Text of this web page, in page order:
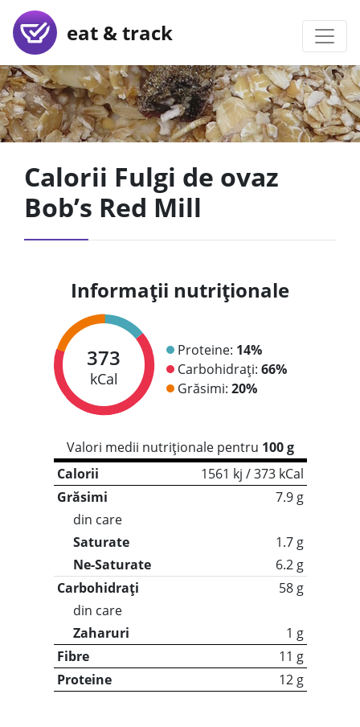
eat & track
Calorii Fulgi de ovaz
Bob’s Red Mill
Informații nutriționale
373
kCal
Proteine: 14%
Carbohidrați: 66%
Grăsimi: 20%
Valori medii nutriționale pentru 100 g
Calorii
1561 kj / 373 kCal
Grăsimi
7.9 g
din care
Saturate
1.7 g
Ne-Saturate
6.2 g
Carbohidrați
58 g
din care
Zaharuri
1 g
Fibre
11 g
Proteine
12 g